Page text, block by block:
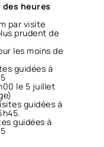
heures
par visite
prudent de
les moins de
guidées à
le 5 juillet
guidées à
guidées à